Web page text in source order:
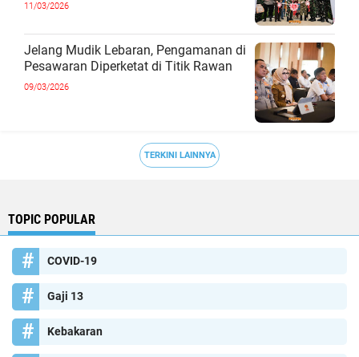
11/03/2026
Jelang Mudik Lebaran, Pengamanan di
Pesawaran Diperketat di Titik Rawan
09/03/2026
TERKINI LAINNYA
TOPIC POPULAR
COVID-19
Gaji 13
Kebakaran